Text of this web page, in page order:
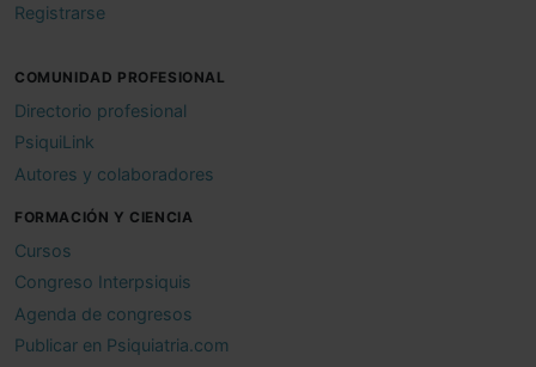
Registrarse
COMUNIDAD PROFESIONAL
Directorio profesional
PsiquiLink
Autores y colaboradores
FORMACIÓN Y CIENCIA
Cursos
Congreso Interpsiquis
Agenda de congresos
Publicar en Psiquiatria.com